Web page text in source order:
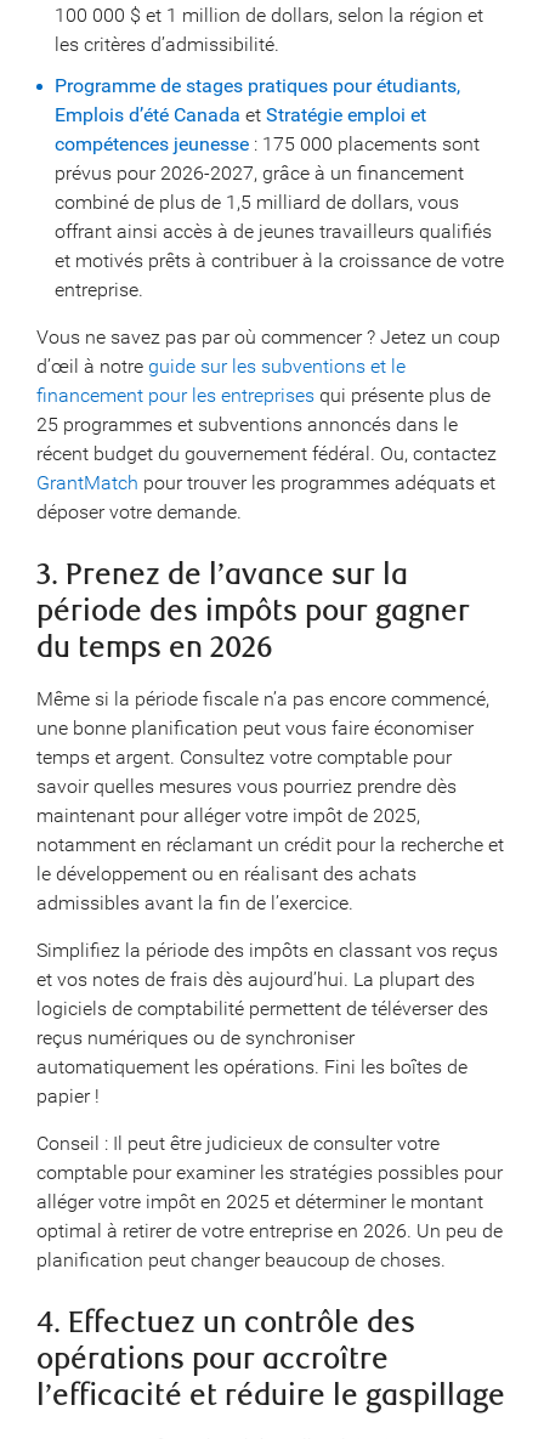
100 000 $ et 1 million de dollars, selon la région et
les critères d’admissibilité.
Programme de stages pratiques pour étudiants,
Emplois d’été Canada et Stratégie emploi et
compétences jeunesse : 175 000 placements sont
prévus pour 2026-2027, grâce à un financement
combiné de plus de 1,5 milliard de dollars, vous
offrant ainsi accès à de jeunes travailleurs qualifiés
et motivés prêts à contribuer à la croissance de votre
entreprise.
Vous ne savez pas par où commencer ? Jetez un coup
d’œil à notre guide sur les subventions et le
financement pour les entreprises qui présente plus de
25 programmes et subventions annoncés dans le
récent budget du gouvernement fédéral. Ou, contactez
GrantMatch pour trouver les programmes adéquats et
déposer votre demande.
3. Prenez de l’avance sur la
période des impôts pour gagner
du temps en 2026
Même si la période fiscale n’a pas encore commencé,
une bonne planification peut vous faire économiser
temps et argent. Consultez votre comptable pour
savoir quelles mesures vous pourriez prendre dès
maintenant pour alléger votre impôt de 2025,
notamment en réclamant un crédit pour la recherche et
le développement ou en réalisant des achats
admissibles avant la fin de l’exercice.
Simplifiez la période des impôts en classant vos reçus
et vos notes de frais dès aujourd’hui. La plupart des
logiciels de comptabilité permettent de téléverser des
reçus numériques ou de synchroniser
automatiquement les opérations. Fini les boîtes de
papier !
Conseil : Il peut être judicieux de consulter votre
comptable pour examiner les stratégies possibles pour
alléger votre impôt en 2025 et déterminer le montant
optimal à retirer de votre entreprise en 2026. Un peu de
planification peut changer beaucoup de choses.
4. Effectuez un contrôle des
opérations pour accroître
l’efficacité et réduire le gaspillage